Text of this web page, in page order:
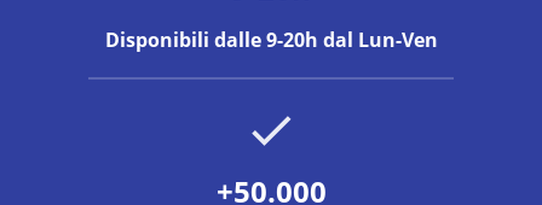
Disponibili dalle 9-20h dal Lun-Ven
+50.000